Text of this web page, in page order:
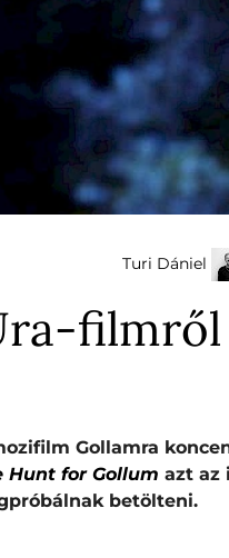
Turi Dániel
filmről
Gollamra
Hunt for Gollum azt az
betölteni.